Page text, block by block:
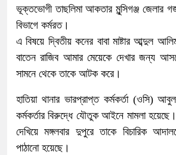
ভূক্তভোগী তাছলিমা আকতার মুন্সিগঞ্জ জেলার
বিভাগে কর্মরত।
এ বিষয়ে দ্বিতীয় কনের বাবা মাষ্টার আব্দুল
বাতেন রাজিব আমার মেয়েকে দেখার জন্য
সামনে থেকে তাকে আটক করে।
হাতিয়া থানার ভারপ্রাপ্ত কর্মকর্তা (ওসি)
কর্মকর্তার বিরুদ্ধে যৌতুক আইনে মামলা
দেখিয়ে মঙ্গলবার দুপুরে তাকে বিচারিক
পাঠানো হয়েছে।